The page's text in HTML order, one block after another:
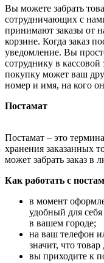
Вы можете забрать
сотрудничающих с
принимают заказы от
корзине. Когда заказ
уведомление. Вы
сотруднику в кассовой
покупку может ваш
номер и имя, на кого
Постамат
Постамат – это
хранения заказанных
может забрать заказ в
Как работать с
в момент
удобный для себя
в вашем городе;
на ваш телефон
значит, что
вы приходите к